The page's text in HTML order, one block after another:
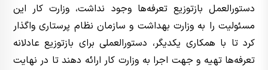
دستورالعمل بازتوزیع تعرفه‌ها وجود نداشت، وزارت کار این
مسئولیت را به وزارت بهداشت و سازمان نظام پرستاری واگذار
کرد تا با همکاری یکدیگر، دستورالعملی برای بازتوزیع عادلانه
تعرفه‌ها تهیه و جهت اجرا به وزارت کار ارائه دهند تا در نهایت